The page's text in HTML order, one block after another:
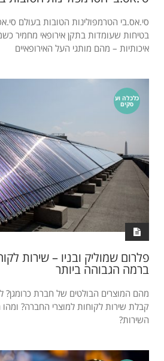
סי.אס.בי הטרמפולינות הטובות בעולם
בטיחות שעומדות בתקן אירופאי מחמיר
איכותיות – מהם מותגי העל האירופאיים
כלכלה וע
סקים
פלרום שמוליק ובניו – שירות
ברמה הגבוהה ביותר
מהם המוצרים הבולטים של חברת כרומגן?
קבלת שירות לקוחות למוצרי החברה? ומהו
השירות?